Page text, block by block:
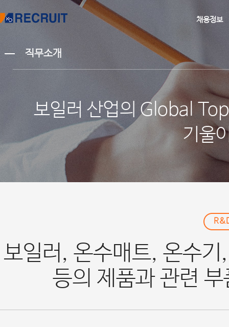
채용정보
직무소개
보일러 산업의 Global
기울
보일러, 온수매트, 온수
등의 제품과 관련